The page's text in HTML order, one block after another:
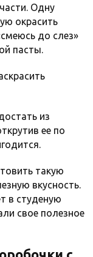
Одну
окрасить
до слез»
пасты.
из
ее по
такую
вкусность.
в студеную
свое полезное